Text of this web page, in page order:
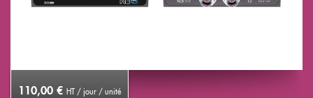
110,00 € HT / jour / unité